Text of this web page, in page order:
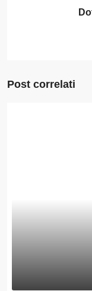
Post correlati